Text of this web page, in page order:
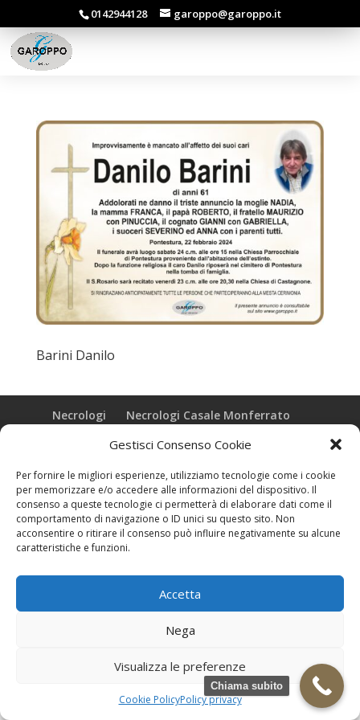
Gestisci Consenso Cookie
Per fornire le migliori esperienze, utilizziamo tecnologie come i cookie
per memorizzare e/o accedere alle informazioni del dispositivo. Il
consenso a queste tecnologie ci permetterà di elaborare dati come il
comportamento di navigazione o ID unici su questo sito. Non
acconsentire o ritirare il consenso può influire negativamente su alcune
caratteristiche e funzioni.
Accetta
Nega
Visualizza le preferenze
Cookie PolicyPolicy privacy
0142944128 garoppo@garoppo.it
Barini Danilo
Necrologi
Necrologi Casale Monferrato
Realizzazione grafica e Copyright © zeropensieri local web -
Casale Monferrato info@zeropensieri-cloud
Chiama subito